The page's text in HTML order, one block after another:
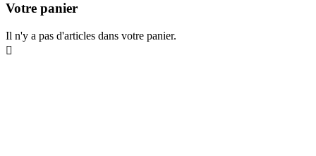
Votre panier
Il n'y a pas d'articles dans votre panier.